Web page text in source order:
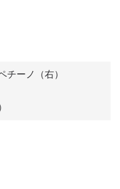
チーノ（右）